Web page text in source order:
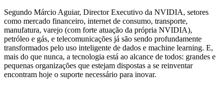
Segundo Márcio Aguiar, Director Executivo da NVIDIA, setores
como mercado financeiro, internet de consumo, transporte,
manufatura, varejo (com forte atuação da própria NVIDIA),
petróleo e gás, e telecomunicações já são sendo profundamente
transformados pelo uso inteligente de dados e machine learning. E,
mais do que nunca, a tecnologia está ao alcance de todos: grandes e
pequenas organizações que estejam dispostas a se reinventar
encontram hoje o suporte necessário para inovar.